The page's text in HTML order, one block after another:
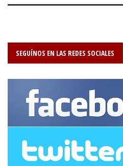
SEGUÍNOS EN LAS REDES SOCIALES